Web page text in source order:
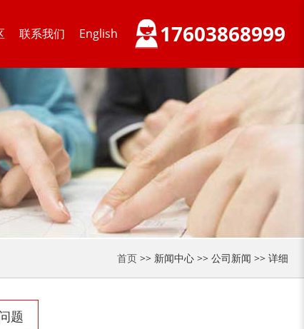
联系我们 English 17603868999
首页 >> 新闻中心 >> 公司新闻 >> 详细
题